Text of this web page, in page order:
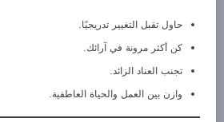
حاول تقبل التغيير تدريجيًا.
كن أكثر مرونة في آرائك.
تجنب العناد الزائد.
وازن بين العمل والحياة العاطفية.